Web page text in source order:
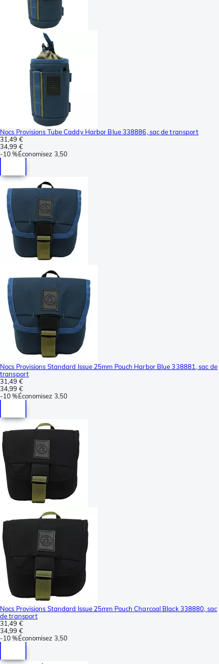
Nocs Provisions Tube Caddy Harbor Blue 338886, sac de transport
31,49 €
34,99 €
-10 %Économisez 3,50
Nocs Provisions Standard Issue 25mm Pouch Harbor Blue 338881, sac de
transport
31,49 €
34,99 €
-10 %Économisez 3,50
Nocs Provisions Standard Issue 25mm Pouch Charcoal Black 338880, sac
de transport
31,49 €
34,99 €
-10 %Économisez 3,50